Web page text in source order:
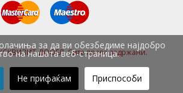
ДООЕЛ. Сите права задржани.
за да ви обезбедиме најдобро
на нашата веб-страница.
Не прифаќам Приспособи